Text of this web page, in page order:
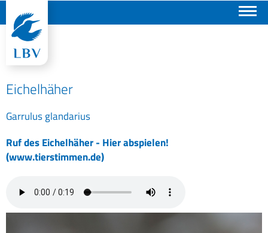
Eichelhäher
Garrulus glandarius
Ruf des Eichelhäher - Hier abspielen!
(www.tierstimmen.de)